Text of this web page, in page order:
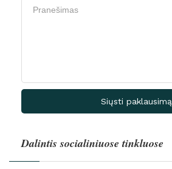
Siųsti paklausimą
Dalintis socialiniuose tinkluose